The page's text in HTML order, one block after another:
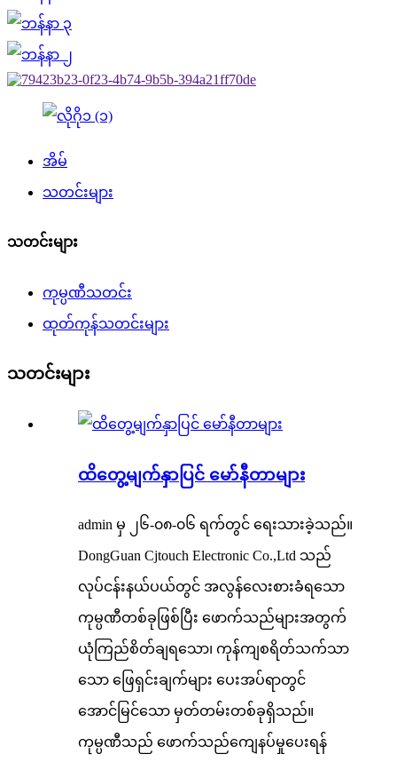
အိမ်
သတင်းများ
သတင်းများ
ကုမ္ပဏီသတင်း
ထုတ်ကုန်သတင်းများ
သတင်းများ
ထိတွေ့မျက်နှာပြင် မော်နီတာများ
admin မှ ၂၆-၀၈-၀၆ ရက်တွင် ရေးသားခဲ့သည်။
DongGuan Cjtouch Electronic Co.,Ltd သည်
လုပ်ငန်းနယ်ပယ်တွင် အလွန်လေးစားခံရသော
ကုမ္ပဏီတစ်ခုဖြစ်ပြီး ဖောက်သည်များအတွက်
ယုံကြည်စိတ်ချရသော၊ ကုန်ကျစရိတ်သက်သာ
သော ဖြေရှင်းချက်များ ပေးအပ်ရာတွင်
အောင်မြင်သော မှတ်တမ်းတစ်ခုရှိသည်။
ကုမ္ပဏီသည် ဖောက်သည်ကျေနပ်မှုပေးရန်